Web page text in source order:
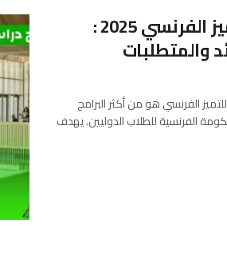
منحة إيفل للتميز الفرنسي 2025 :
والمتطلبات
الفرنسي هو من أكثر البرامج
الفرنسية للطلاب الدوليين. يهدف